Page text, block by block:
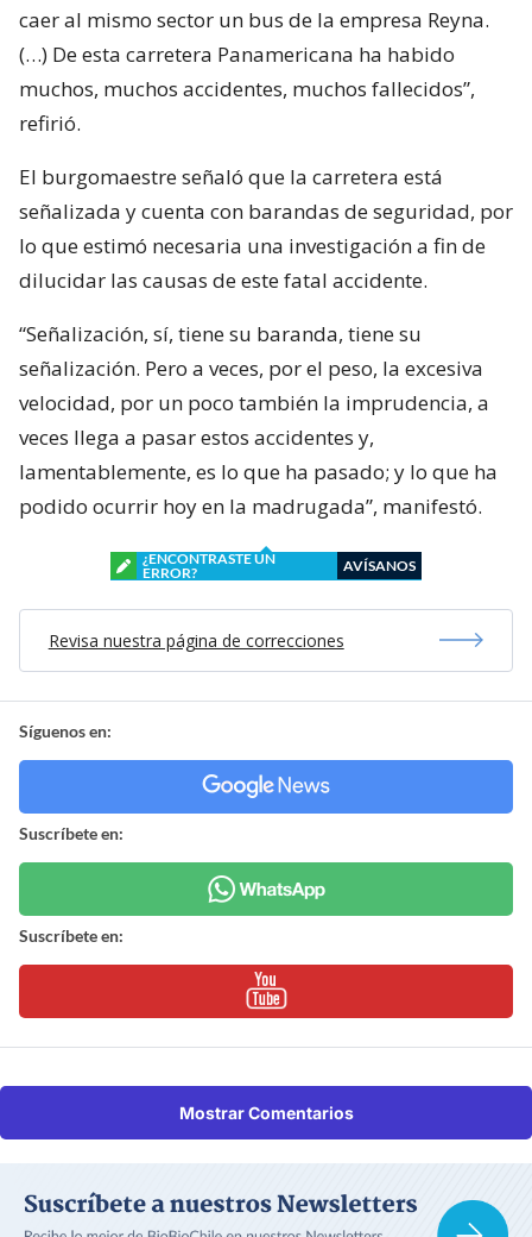
caer al mismo sector un bus de la empresa Reyna.
(…) De esta carretera Panamericana ha habido
muchos, muchos accidentes, muchos fallecidos”,
refirió.
El burgomaestre señaló que la carretera está
señalizada y cuenta con barandas de seguridad, por
lo que estimó necesaria una investigación a fin de
dilucidar las causas de este fatal accidente.
“Señalización, sí, tiene su baranda, tiene su
señalización. Pero a veces, por el peso, la excesiva
velocidad, por un poco también la imprudencia, a
veces llega a pasar estos accidentes y,
lamentablemente, es lo que ha pasado; y lo que ha
podido ocurrir hoy en la madrugada”, manifestó.
¿ENCONTRASTE UN
ERROR?
AVÍSANOS
Revisa nuestra página de correcciones
Síguenos en:
Suscríbete en:
Suscríbete en:
Mostrar Comentarios